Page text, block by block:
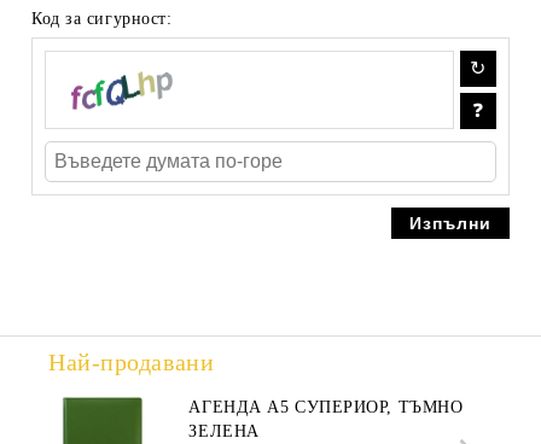
Код за сигурност:
Най-продавани
АГЕНДА А5 СУПЕРИОР, ТЪМНО
ЗЕЛЕНА